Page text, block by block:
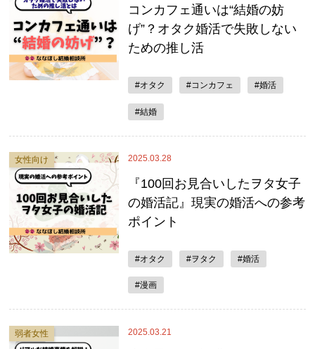
コンカフェ通いは“結婚の妨
げ”？オタク婚活で失敗しない
ための推し活
#オタク #コンカフェ #婚活
#結婚
2025.03.28
女性向け
『100回お見合いしたヲタ女子
の婚活記』現実の婚活への参考
ポイント
#オタク #ヲタク #婚活
#漫画
2025.03.21
弱者女性